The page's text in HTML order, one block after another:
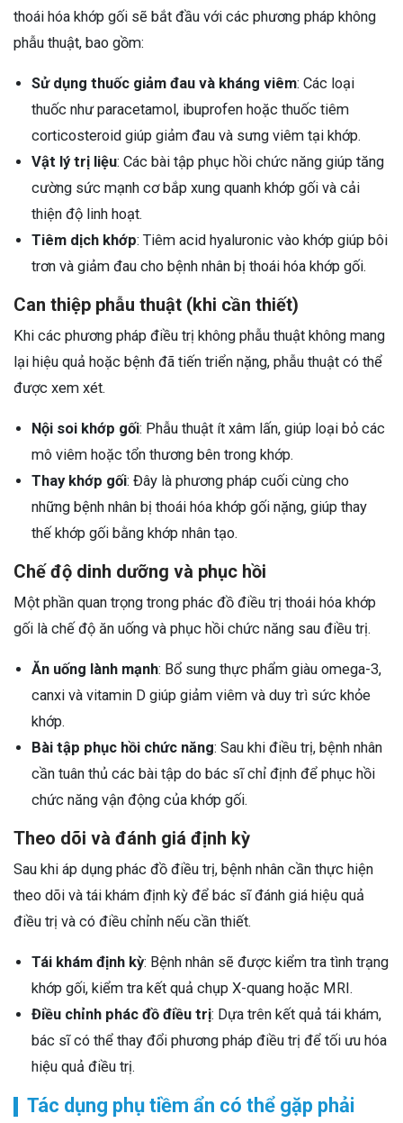
thoái hóa khớp gối sẽ bắt đầu với các phương pháp không
phẫu thuật, bao gồm:
Sử dụng thuốc giảm đau và kháng viêm: Các loại
thuốc như paracetamol, ibuprofen hoặc thuốc tiêm
corticosteroid giúp giảm đau và sưng viêm tại khớp.
Vật lý trị liệu: Các bài tập phục hồi chức năng giúp tăng
cường sức mạnh cơ bắp xung quanh khớp gối và cải
thiện độ linh hoạt.
Tiêm dịch khớp: Tiêm acid hyaluronic vào khớp giúp bôi
trơn và giảm đau cho bệnh nhân bị thoái hóa khớp gối.
Can thiệp phẫu thuật (khi cần thiết)
Khi các phương pháp điều trị không phẫu thuật không mang
lại hiệu quả hoặc bệnh đã tiến triển nặng, phẫu thuật có thể
được xem xét.
Nội soi khớp gối: Phẫu thuật ít xâm lấn, giúp loại bỏ các
mô viêm hoặc tổn thương bên trong khớp.
Thay khớp gối: Đây là phương pháp cuối cùng cho
những bệnh nhân bị thoái hóa khớp gối nặng, giúp thay
thế khớp gối bằng khớp nhân tạo.
Chế độ dinh dưỡng và phục hồi
Một phần quan trọng trong phác đồ điều trị thoái hóa khớp
gối là chế độ ăn uống và phục hồi chức năng sau điều trị.
Ăn uống lành mạnh: Bổ sung thực phẩm giàu omega-3,
canxi và vitamin D giúp giảm viêm và duy trì sức khỏe
khớp.
Bài tập phục hồi chức năng: Sau khi điều trị, bệnh nhân
cần tuân thủ các bài tập do bác sĩ chỉ định để phục hồi
chức năng vận động của khớp gối.
Theo dõi và đánh giá định kỳ
Sau khi áp dụng phác đồ điều trị, bệnh nhân cần thực hiện
theo dõi và tái khám định kỳ để bác sĩ đánh giá hiệu quả
điều trị và có điều chỉnh nếu cần thiết.
Tái khám định kỳ: Bệnh nhân sẽ được kiểm tra tình trạng
khớp gối, kiểm tra kết quả chụp X-quang hoặc MRI.
Điều chỉnh phác đồ điều trị: Dựa trên kết quả tái khám,
bác sĩ có thể thay đổi phương pháp điều trị để tối ưu hóa
hiệu quả điều trị.
Tác dụng phụ tiềm ẩn có thể gặp phải